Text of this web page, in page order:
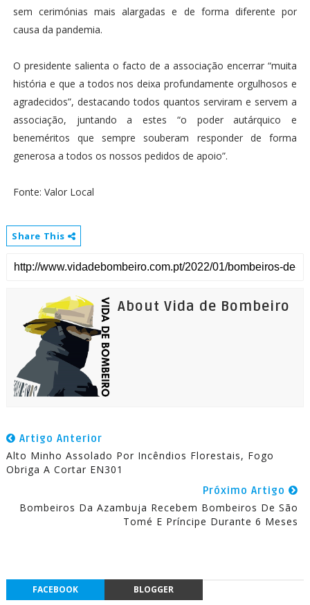
sem cerimónias mais alargadas e de forma diferente por
causa da pandemia.
O presidente salienta o facto de a associação encerrar “muita
história e que a todos nos deixa profundamente orgulhosos e
agradecidos”, destacando todos quantos serviram e servem a
associação, juntando a estes “o poder autárquico e
beneméritos que sempre souberam responder de forma
generosa a todos os nossos pedidos de apoio”.
Fonte: Valor Local
Share This
About Vida de Bombeiro
Artigo Anterior
Alto Minho Assolado Por Incêndios Florestais, Fogo
Obriga A Cortar EN301
Próximo Artigo
Bombeiros Da Azambuja Recebem Bombeiros De São
Tomé E Príncipe Durante 6 Meses
FACEBOOK BLOGGER